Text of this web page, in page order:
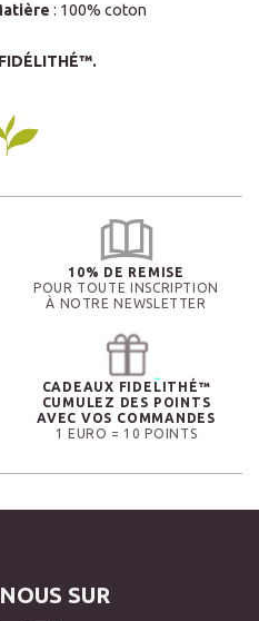
: 100% coton
10% DE REMISE
POUR TOUTE INSCRIPTION
À NOTRE NEWSLETTER
CADEAUX FIDELITHÉ™
CUMULEZ DES POINTS
AVEC VOS COMMANDES
1 EURO = 10 POINTS
SUR